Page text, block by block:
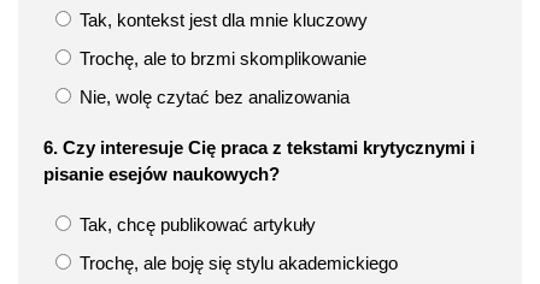
Tak, kontekst jest dla mnie kluczowy
Trochę, ale to brzmi skomplikowanie
Nie, wolę czytać bez analizowania
6. Czy interesuje Cię praca z tekstami krytycznymi i
pisanie esejów naukowych?
Tak, chcę publikować artykuły
Trochę, ale boję się stylu akademickiego